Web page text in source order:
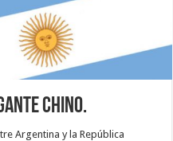
chino.
Argentina y la República